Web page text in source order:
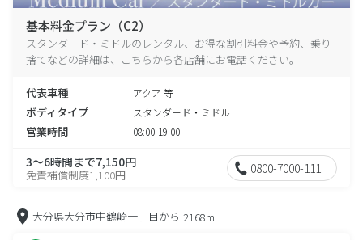
基本料金プラン（C2）
スタンダード・ミドルのレンタル、お得な割引料金や予約、乗り
捨てなどの詳細は、こちらから各店舗にお電話ください。
代表車種 アクア 等
ボディタイプ スタンダード・ミドル
営業時間 08:00-19:00
3～6時間まで7,150円
免責補償制度1,100円 0800-7000-111
大分県大分市中鶴崎一丁目から 2168m